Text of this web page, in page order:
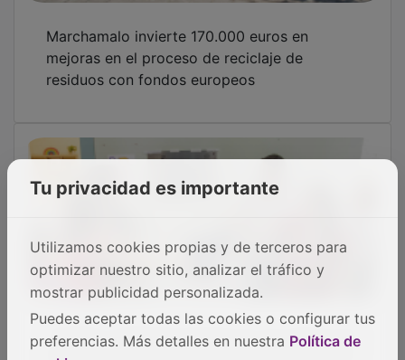
Marchamalo invierte 170.000 euros en
mejoras en el proceso de reciclaje de
Tu privacidad es importante
Utilizamos cookies propias y de terceros para
optimizar nuestro sitio, analizar el tráfico y
mostrar publicidad personalizada.
Puedes aceptar todas las cookies o configurar tus
preferencias. Más detalles en nuestra Política de